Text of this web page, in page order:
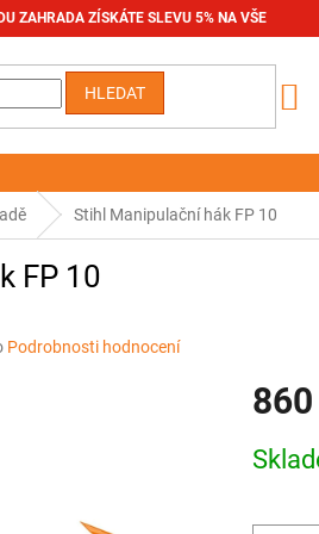
ZAHRADA ZÍSKÁTE SLEVU 5% NA VŠE
HLEDAT
Stihl Manipulační hák FP 10
FP 10
Podrobnosti hodnocení
cena: